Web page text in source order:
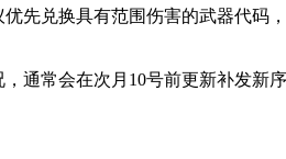
先兑换具有范围伤害的武器代码
通常会在次月10号前更新补发新